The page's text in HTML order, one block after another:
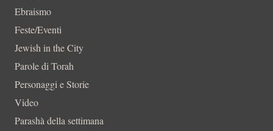
Ebraismo
Feste/Eventi
Jewish in the City
Parole di Torah
Personaggi e Storie
Video
Parashà della settimana